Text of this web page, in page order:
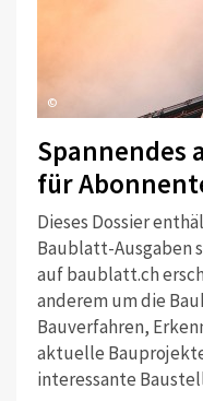
©
Spannendes
für
Dieses Dossier
Baublatt-Ausgaben
auf baublatt.ch
anderem um die
Bauverfahren,
aktuelle
interessante